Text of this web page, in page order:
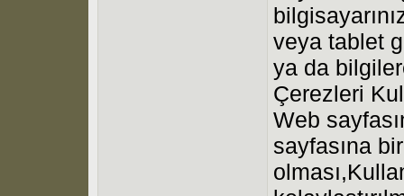
veya tablet
ya da
Çerezleri
Web
sayfasına